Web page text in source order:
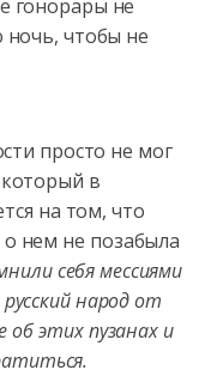
гонорары не
чтобы не
просто не мог
в
на том, что
нем не позабыла
себя мессиями
народ от
об этих пузанах и